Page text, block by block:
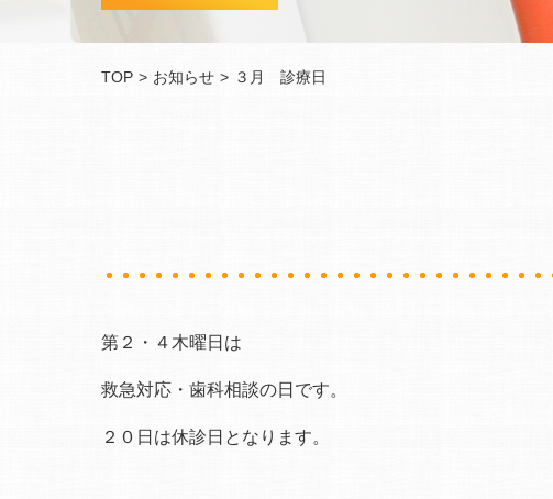
TOP お知らせ ３月 診療日
第２・４木曜日は
救急対応・歯科相談の日です。
２０日は休診日となります。